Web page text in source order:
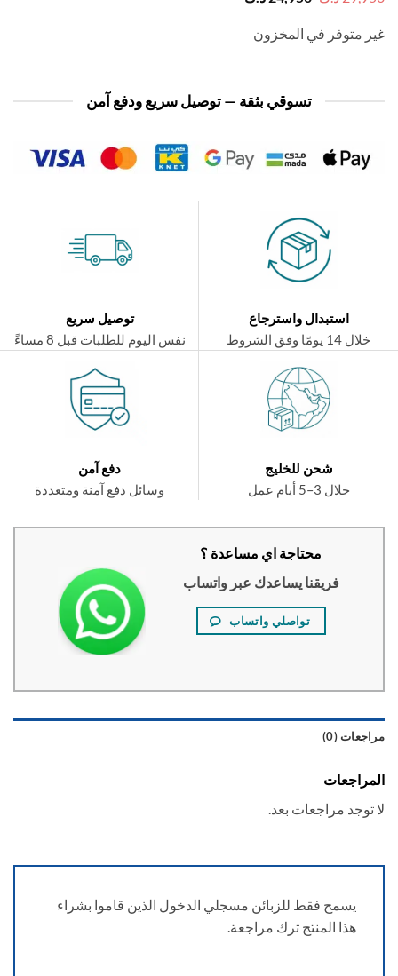
29,950 د.ك.
24,950 د.ك. متوفر في المخزون
تسوقي بثقة — توصيل سريع ودفع آمن
استبدال واسترجاع
توصيل سريع
نفس اليوم للطلبات قبل 8 مساءً
شحن للخليج
دفع آمن
وسائل دفع آمنة ومتعددة
محتاجة اي مساعدة ؟
فريقنا يساعدك عبر واتساب
تواصلي واتساب
(0)
مراجعات بعد.
يسمح فقط للزبائن مسجلي الدخول الذين قاموا بشراء
هذا المنتج ترك مراجعة.